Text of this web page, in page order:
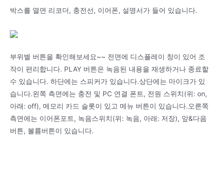
박스를 열면 리코더, 충전선, 이어폰, 설명서가 들어 있습니다.
부위별 버튼을 확인해보세요~~ 전면에 디스플레이 창이 있어 조
작이 편리합니다. PLAY 버튼은 녹음된 내용을 재생하거나 종료할
수 있습니다. 하단에는 스피커가 있습니다.상단에는 마이크가 있
습니다.왼쪽 측면에는 충전 및 PC 연결 폰트, 전원 스위치(위: on,
아래: off), 메모리 카드 슬롯이 있고 메뉴 버튼이 있습니다.오른쪽
측면에는 이어폰포트, 녹음스위치(위: 녹음, 아래: 저장), 앞&다음
버튼, 볼륨버튼이 있습니다.